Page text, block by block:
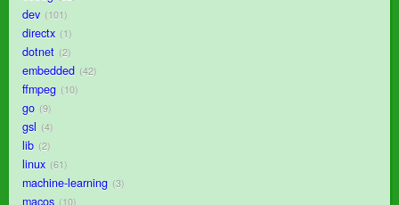
dev 101
directx 1
dotnet 2
embedded 42
ffmpeg 10
go 9
gsl 4
lib 2
linux 61
machine-learning 3
macos 10